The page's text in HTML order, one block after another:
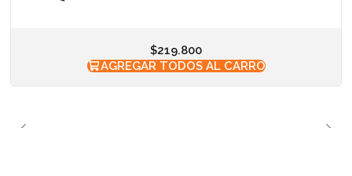
$219.800
AGREGAR TODOS AL CARRO